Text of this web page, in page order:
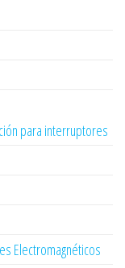
para interruptores
Electromagnéticos